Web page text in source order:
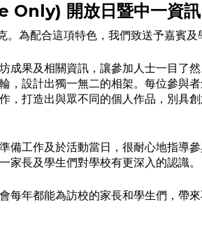
Only) 開放日暨中一資訊
為配合這項特色，我們致送予嘉賓及
成果及相關資訊，讓參加人士一目了
，設計出獨一無二的相架。每位參與
，打造出與眾不同的個人作品，別具
備工作及於活動當日，很耐心地指導
長及學生們對學校有更深入的認識。
年都能為訪校的家長和學生們，帶